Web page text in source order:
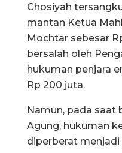
Chosiyah
mantan Ketua
Mochtar sebesar
bersalah oleh
hukuman penjara
Rp 200 juta.
Namun, pada saat
Agung, hukuman
diperberat menjadi